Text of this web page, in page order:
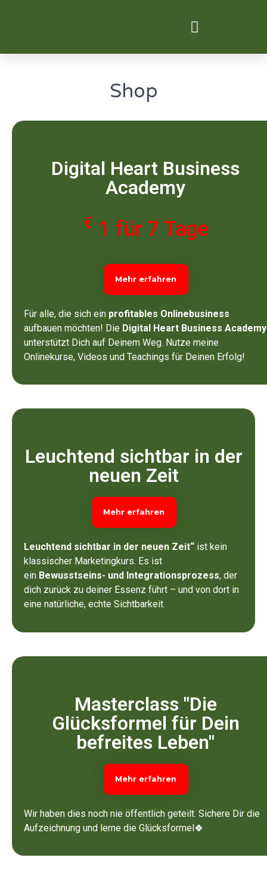
Shop
Digital Heart Business
Academy
€ 1 für 7 Tage
Mehr erfahren
Für alle, die sich ein profitables Onlinebusiness
aufbauen möchten! Die Digital Heart Business Academy
unterstützt Dich auf Deinem Weg. Nutze meine
Onlinekurse, Videos und Teachings für Deinen Erfolg!
Leuchtend sichtbar in der
neuen Zeit
Mehr erfahren
Leuchtend sichtbar in der neuen Zeit“ ist kein
klassischer Marketingkurs. Es ist
ein Bewusstseins- und Integrationsprozess, der
dich zurück zu deiner Essenz führt – und von dort in
eine natürliche, echte Sichtbarkeit.
Masterclass "Die
Glücksformel für Dein
befreites Leben"
Mehr erfahren
Wir haben dies noch nie öffentlich geteilt. Sichere Dir die
Aufzeichnung und lerne die Glücksformel🍀